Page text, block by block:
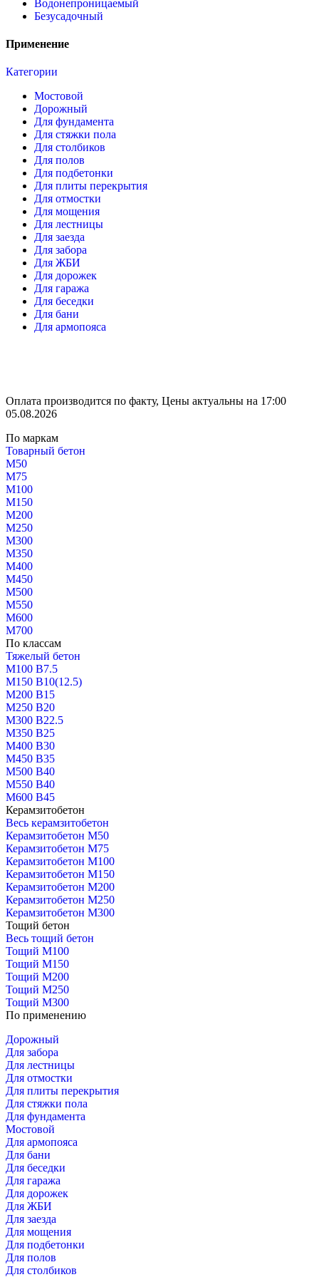
Водонепроницаемый
Безусадочный
Применение
Категории
Мостовой
Дорожный
Для фундамента
Для стяжки пола
Для столбиков
Для полов
Для подбетонки
Для плиты перекрытия
Для отмостки
Для мощения
Для лестницы
Для заезда
Для забора
Для ЖБИ
Для дорожек
Для гаража
Для беседки
Для бани
Для армопояса
Оплата производится по факту, Цены актуальны на 17:00
05.08.2026
По маркам
Товарный бетон
М50
М75
М100
М150
М200
М250
М300
М350
М400
М450
М500
М550
М600
М700
По классам
Тяжелый бетон
М100 В7.5
М150 В10(12.5)
М200 В15
М250 В20
М300 В22.5
М350 В25
М400 В30
М450 В35
М500 В40
М550 В40
М600 В45
Керамзитобетон
Весь керамзитобетон
Керамзитобетон М50
Керамзитобетон М75
Керамзитобетон М100
Керамзитобетон М150
Керамзитобетон М200
Керамзитобетон М250
Керамзитобетон М300
Тощий бетон
Весь тощий бетон
Тощий М100
Тощий М150
Тощий М200
Тощий М250
Тощий М300
По применению
Дорожный
Для забора
Для лестницы
Для отмостки
Для плиты перекрытия
Для стяжки пола
Для фундамента
Мостовой
Для армопояса
Для бани
Для беседки
Для гаража
Для дорожек
Для ЖБИ
Для заезда
Для мощения
Для подбетонки
Для полов
Для столбиков